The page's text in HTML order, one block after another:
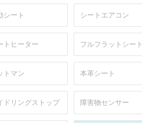
シート シートエアコン
トヒーター フルフラットシート
トマン 本革シート
ドリングストップ 障害物センサー